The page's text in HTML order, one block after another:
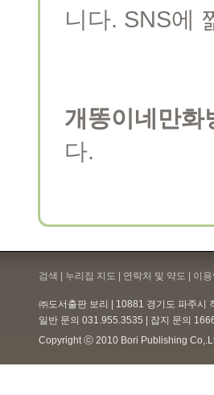
니다. SNS에
개똥이네만화
다.
검색 | 누리집 지도 | 연락처 및 약도 | 이
㈜도서출판 보리 | 10881 경기도 파주시
일반 문의 031.955.3535 | 잡지 문의
Copyright ⓒ 2010 Bori Publishing